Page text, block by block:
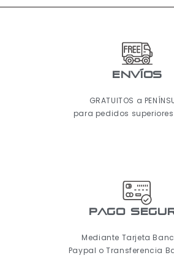
ENVÍOS
GRATUITOS a
para pedidos
pago
Mediante Tarjeta
Paypal o Transferencia